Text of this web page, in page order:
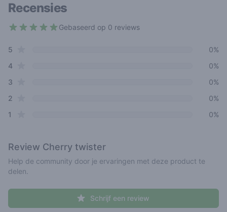
Recensies
Gebaseerd op 0 reviews
Review data
5
0%
4star reviews
0%
3
0%
2
0%
1
0%
Review Cherry twister
Help de community door je ervaringen met deze product te
delen.
Schrijf een review